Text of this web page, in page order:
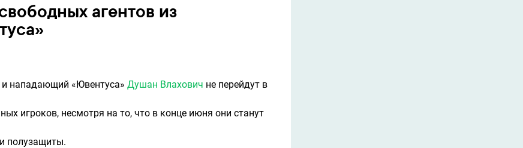
агентов из
и нападающий «Ювентуса» Душан Влахович не перейдут в
игроков, несмотря на то, что в конце июня они станут
полузащиты.